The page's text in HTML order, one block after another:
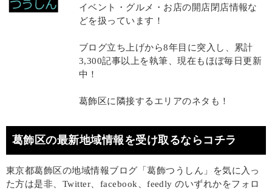
イベント・グルメ・お店の開店閉店情報な
どを扱っています！
ブログ立ち上げから8年目に突入し、累計
3,300記事以上を執筆、現在もほぼ毎日更新
中！
葛飾区に隣接するエリアのネタも！
葛飾区の最新地域情報を受け取るならコチラ
東京都葛飾区の地域情報ブログ「葛飾つうしん」を気に入っ
た方は是非、Twitter、facebook、feedly のいずれかをフォロ